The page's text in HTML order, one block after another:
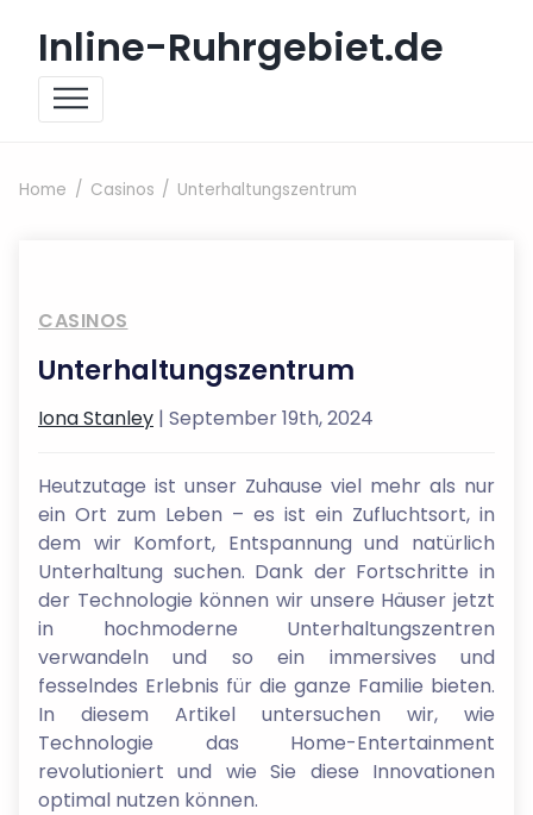
Inline-Ruhrgebiet.de
Home Casinos Unterhaltungszentrum
CASINOS
Unterhaltungszentrum
Iona Stanley | September 19th, 2024
Heutzutage ist unser Zuhause viel mehr als nur
ein Ort zum Leben – es ist ein Zufluchtsort, in
dem wir Komfort, Entspannung und natürlich
Unterhaltung suchen. Dank der Fortschritte in
der Technologie können wir unsere Häuser jetzt
in hochmoderne Unterhaltungszentren
verwandeln und so ein immersives und
fesselndes Erlebnis für die ganze Familie bieten.
In diesem Artikel untersuchen wir, wie
Technologie das Home-Entertainment
revolutioniert und wie Sie diese Innovationen
optimal nutzen können.